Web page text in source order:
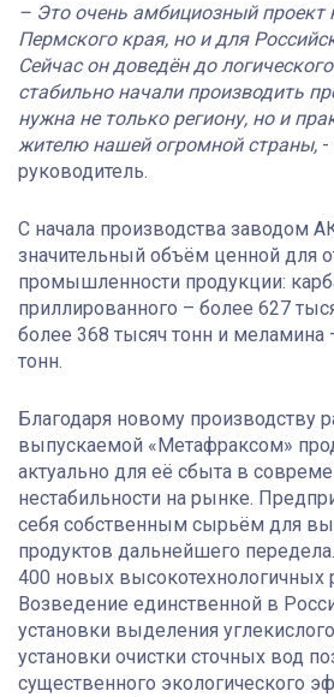
– Это очень амбициозный проект
Пермского края, но и для
Сейчас он доведён до
стабильно начали производить
нужна не только региону, но и
жителю нашей огромной страны, -
руководитель.
С начала производства заводом
значительный объём ценной для
промышленности продукции:
приллированного – более 627
более 368 тысяч тонн и меламина
тонн.
Благодаря новому производству
выпускаемой «Метафраксом»
актуально для её сбыта в
нестабильности на рынке.
себя собственным сырьём для
продуктов дальнейшего
400 новых высокотехнологичных
Возведение единственной в
установки выделения
установки очистки сточных вод
существенного экологического